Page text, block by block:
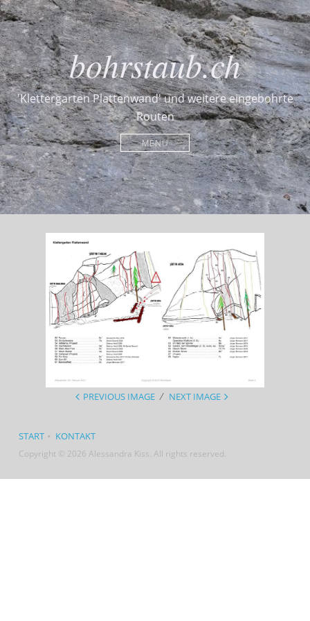
bohrstaub.ch
'Klettergarten Plattenwand' und weitere eingebohrte
Routen
MENU
PREVIOUS IMAGE NEXT IMAGE
START KONTAKT
Copyright © 2026 Alessandra Kiss. All rights reserved.